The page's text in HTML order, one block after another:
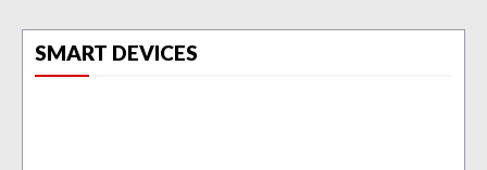
SMART DEVICES